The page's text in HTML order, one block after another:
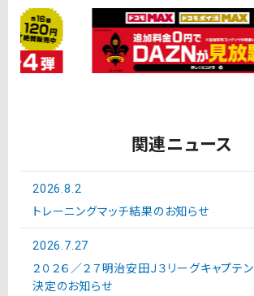
関連ニュース
2026.8.2
トレーニングマッチ結果のお知らせ
2026.7.27
２０２６／２７明治安田Ｊ３リーグキャプテ
決定のお知らせ